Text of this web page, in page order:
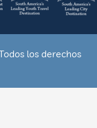
los derechos